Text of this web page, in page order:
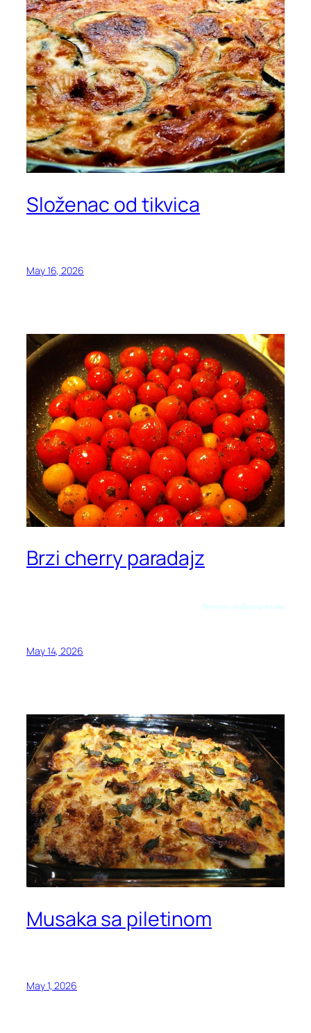
Složenac od tikvica
May 16, 2026
Brzi cherry paradajz
Preuzeto sa allrecipes.com
May 14, 2026
Musaka sa piletinom
May 1, 2026